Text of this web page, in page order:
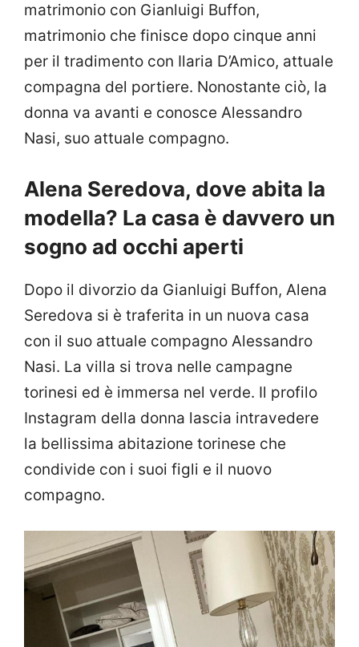
matrimonio con Gianluigi Buffon,
matrimonio che finisce dopo cinque anni
per il tradimento con Ilaria D’Amico, attuale
compagna del portiere. Nonostante ciò, la
donna va avanti e conosce Alessandro
Nasi, suo attuale compagno.
Alena Seredova, dove abita la
modella? La casa è davvero un
sogno ad occhi aperti
Dopo il divorzio da Gianluigi Buffon, Alena
Seredova si è traferita in un nuova casa
con il suo attuale compagno Alessandro
Nasi. La villa si trova nelle campagne
torinesi ed è immersa nel verde. Il profilo
Instagram della donna lascia intravedere
la bellissima abitazione torinese che
condivide con i suoi figli e il nuovo
compagno.